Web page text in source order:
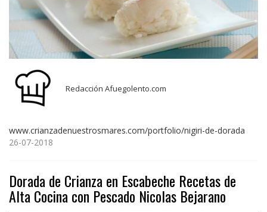
Redacción Afuegolento.com
www.crianzadenuestrosmares.com/portfolio/nigiri-de-dorada
26-07-2018
Dorada de Crianza en Escabeche Recetas de
Alta Cocina con Pescado Nicolas Bejarano